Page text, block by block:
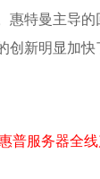
惠特曼主导
创新明显加
普服务器全